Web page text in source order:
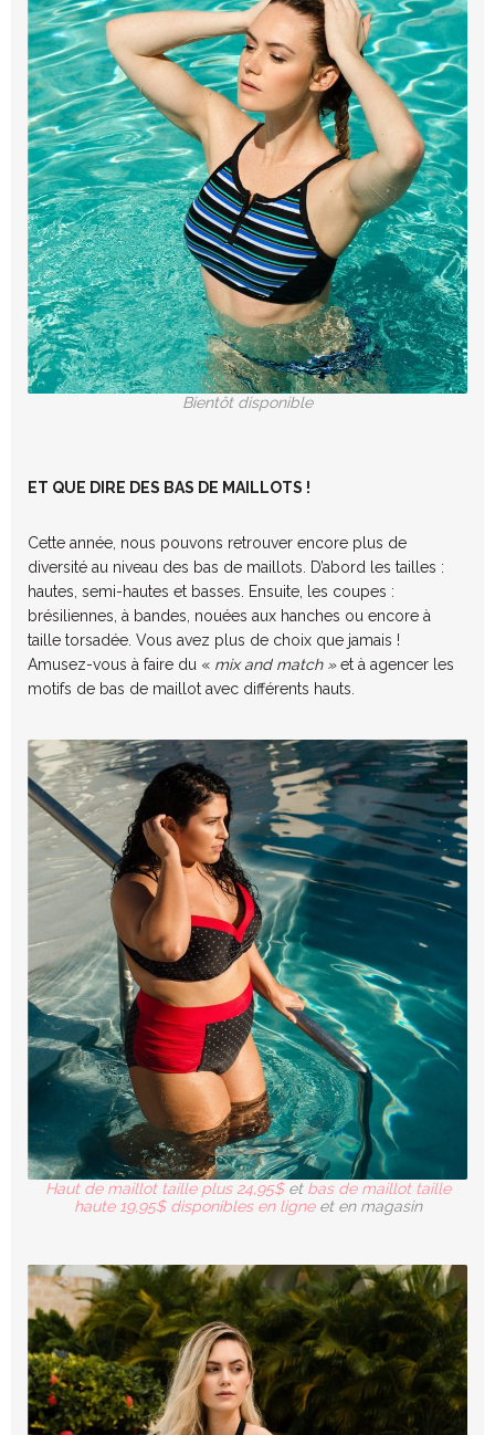
Bientôt disponible
ET QUE DIRE DES BAS DE MAILLOTS !
Cette année, nous pouvons retrouver encore plus de
diversité au niveau des bas de maillots. D’abord les tailles :
hautes, semi-hautes et basses. Ensuite, les coupes :
brésiliennes, à bandes, nouées aux hanches ou encore à
taille torsadée. Vous avez plus de choix que jamais !
Amusez-vous à faire du « mix and match »et à agencer les
motifs de bas de maillot avec différents hauts.
Haut de maillot taille plus 24,95$et bas de maillot taille
haute 19,95$ disponibles en ligneet en magasin